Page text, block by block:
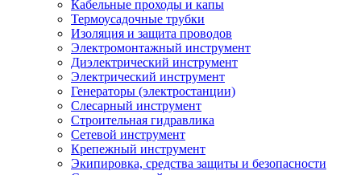
Кабельные проходы и капы
Термоусадочные трубки
Изоляция и защита проводов
Электромонтажный инструмент
Диэлектрический инструмент
Электрический инструмент
Генераторы (электростанции)
Слесарный инструмент
Строительная гидравлика
Сетевой инструмент
Крепежный инструмент
Экипировка, средства защиты и безопасности